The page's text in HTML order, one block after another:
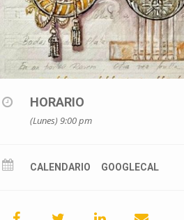
HORARIO
(Lunes) 9:00 pm
CALENDARIO GOOGLECAL